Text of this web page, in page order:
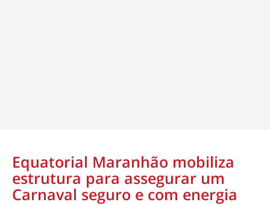
Equatorial Maranhão mobiliza
estrutura para assegurar um
Carnaval seguro e com energia